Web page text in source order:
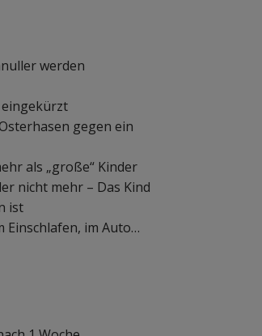
werden
eingekürzt
gegen ein
als „große“ Kinder
nicht mehr – Das Kind
ist
Einschlafen, im Auto…